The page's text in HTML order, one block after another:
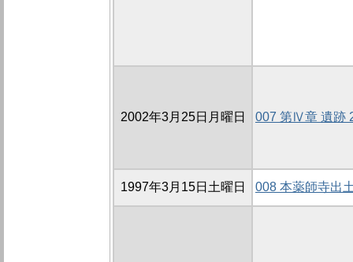
2002年3月25日月曜日 007 第Ⅳ章 遺跡
1997年3月15日土曜日 008 本薬師寺出